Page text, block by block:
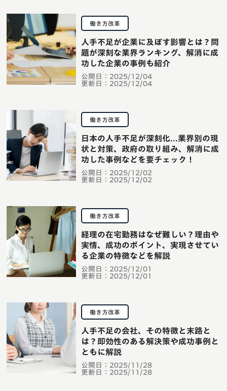
働き方改革
公開日： 2025/12/04
更新日： 2025/12/04
人手不足が企業に及ぼす影響とは？問
題が深刻な業界ランキング、解消に成
功した企業の事例も紹介
働き方改革
公開日： 2025/12/02
更新日： 2025/12/02
日本の人手不足が深刻化...業界別の現
状と対策、政府の取り組み、解消に成
功した事例などを要チェック！
働き方改革
公開日： 2025/12/01
更新日： 2025/12/01
経理の在宅勤務はなぜ難しい？理由や
実情、成功のポイント、実現させてい
る企業の特徴などを解説
働き方改革
公開日： 2025/11/28
更新日： 2025/11/28
人手不足の会社、その特徴と末路と
は？即効性のある解決策や成功事例と
ともに解説